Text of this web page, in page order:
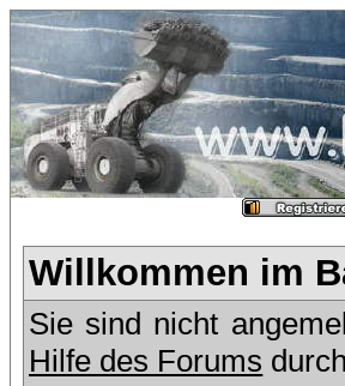
Willkommen im
Sie sind nicht
Hilfe des Forums